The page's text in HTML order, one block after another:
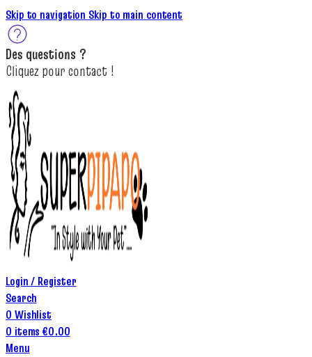
Skip to navigation Skip to main content
Des questions ?
Cliquez pourcontact !
Login / Register
Search
0 Wishlist
0 items €0.00
Menu